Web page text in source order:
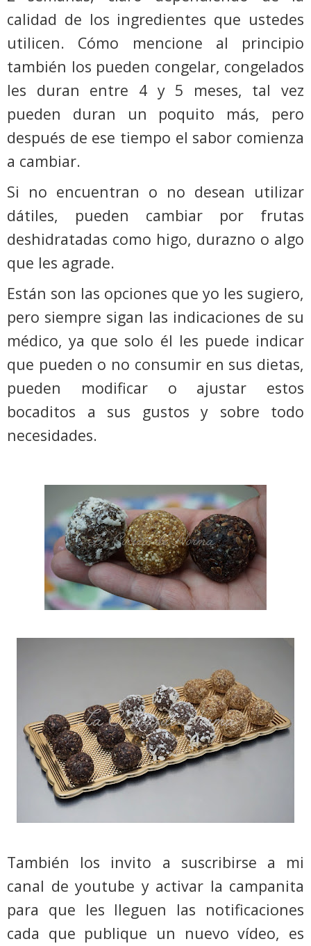
calidad de los ingredientes que ustedes
utilicen. Cómo mencione al principio
también los pueden congelar, congelados
les duran entre 4 y 5 meses, tal vez
pueden duran un poquito más, pero
después de ese tiempo el sabor comienza
a cambiar.
Si no encuentran o no desean utilizar
dátiles, pueden cambiar por frutas
deshidratadas como higo, durazno o algo
que les agrade.
Están son las opciones que yo les sugiero,
pero siempre sigan las indicaciones de su
médico, ya que solo él les puede indicar
que pueden o no consumir en sus dietas,
pueden modificar o ajustar estos
bocaditos a sus gustos y sobre todo
necesidades.
También los invito a suscribirse a mi
canal de youtube y activar la campanita
para que les lleguen las notificaciones
cada que publique un nuevo vídeo, es